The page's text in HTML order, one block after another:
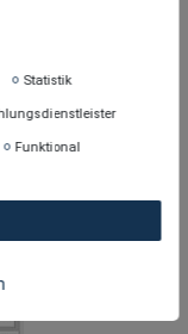
Statistik
Funktional